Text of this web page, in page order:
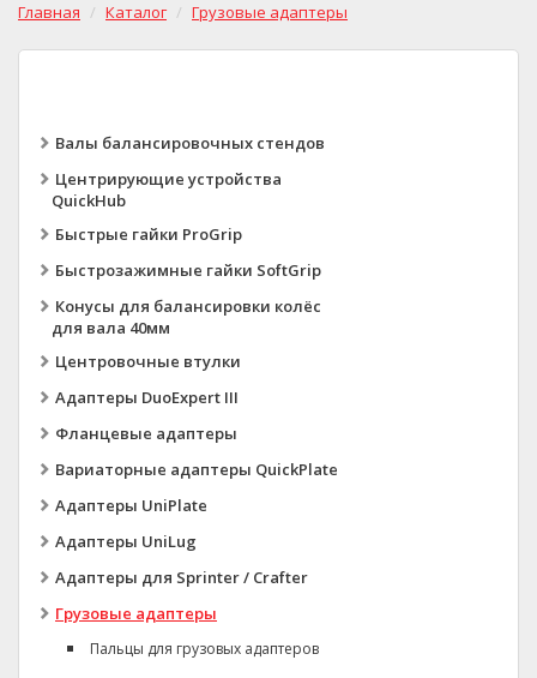
Главная Каталог Грузовые адаптеры
Валы балансировочных стендов
Центрирующие устройства
QuickHub
Быстрые гайки ProGrip
Быстрозажимные гайки SoftGrip
Конусы для балансировки колёс
для вала 40мм
Центровочные втулки
Адаптеры DuoExpert III
Фланцевые адаптеры
Вариаторные адаптеры QuickPlate
Адаптеры UniPlate
Адаптеры UniLug
Адаптеры для Sprinter / Crafter
Грузовые адаптеры
Пальцы для грузовых адаптеров